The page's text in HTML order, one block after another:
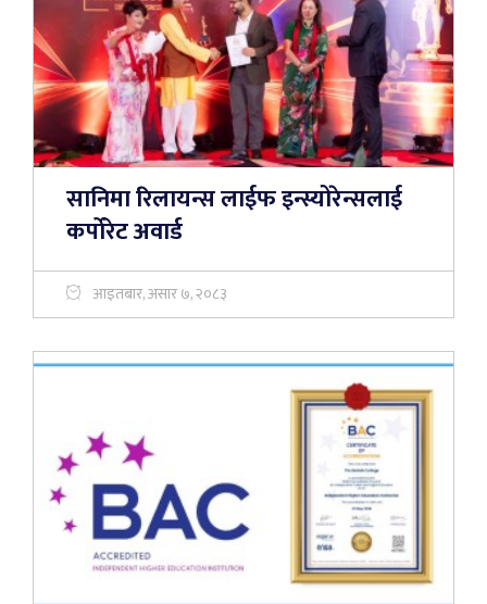
सानिमा रिलायन्स लाईफ इन्स्योरेन्सलाई
कर्पाेरेट अवार्ड
आइतबार, असार ७, २०८३